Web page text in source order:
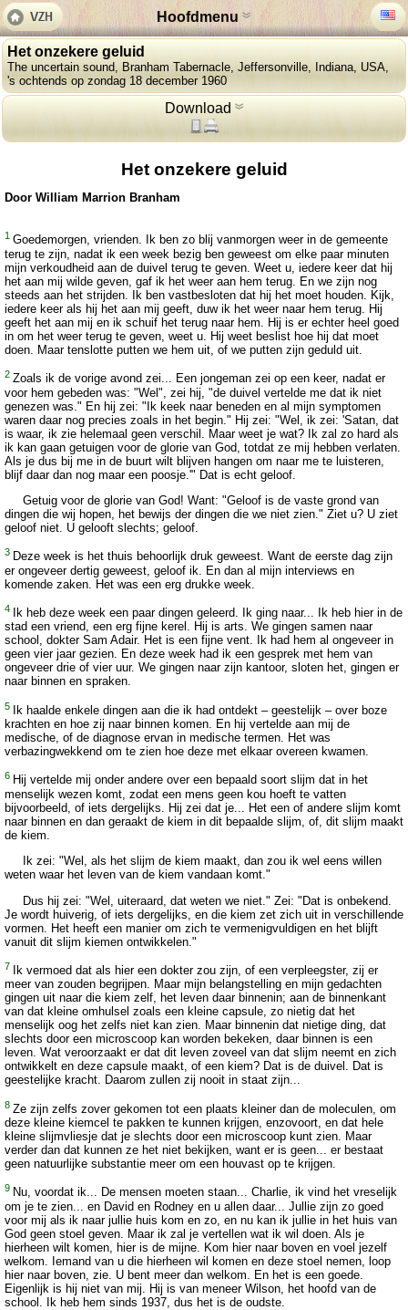
Hoofdmenu
Het onzekere geluid
The uncertain sound, Branham Tabernacle, Jeffersonville, Indiana, USA,
's ochtends op zondag 18 december 1960
Download
Het onzekere geluid
Door William Marrion Branham
1 Goedemorgen, vrienden. Ik ben zo blij vanmorgen weer in de gemeente
terug te zijn, nadat ik een week bezig ben geweest om elke paar minuten
mijn verkoudheid aan de duivel terug te geven. Weet u, iedere keer dat hij
het aan mij wilde geven, gaf ik het weer aan hem terug. En we zijn nog
steeds aan het strijden. Ik ben vastbesloten dat hij het moet houden. Kijk,
iedere keer als hij het aan mij geeft, duw ik het weer naar hem terug. Hij
geeft het aan mij en ik schuif het terug naar hem. Hij is er echter heel goed
in om het weer terug te geven, weet u. Hij weet beslist hoe hij dat moet
doen. Maar tenslotte putten we hem uit, of we putten zijn geduld uit.
2 Zoals ik de vorige avond zei... Een jongeman zei op een keer, nadat er
voor hem gebeden was: "Wel", zei hij, "de duivel vertelde me dat ik niet
genezen was." En hij zei: "Ik keek naar beneden en al mijn symptomen
waren daar nog precies zoals in het begin." Hij zei: "Wel, ik zei: 'Satan, dat
is waar, ik zie helemaal geen verschil. Maar weet je wat? Ik zal zo hard als
ik kan gaan getuigen voor de glorie van God, totdat ze mij hebben verlaten.
Als je dus bij me in de buurt wilt blijven hangen om naar me te luisteren,
blijf daar dan nog maar een poosje.'" Dat is echt geloof.
Getuig voor de glorie van God! Want: "Geloof is de vaste grond van
dingen die wij hopen, het bewijs der dingen die we niet zien." Ziet u? U ziet
geloof niet. U gelooft slechts; geloof.
3 Deze week is het thuis behoorlijk druk geweest. Want de eerste dag zijn
er ongeveer dertig geweest, geloof ik. En dan al mijn interviews en
komende zaken. Het was een erg drukke week.
4
Ik heb deze week een paar dingen geleerd. Ik ging naar... Ik heb hier in de
stad een vriend, een erg fijne kerel. Hij is arts. We gingen samen naar
school, dokter Sam Adair. Het is een fijne vent. Ik had hem al ongeveer in
geen vier jaar gezien. En deze week had ik een gesprek met hem van
ongeveer drie of vier uur. We gingen naar zijn kantoor, sloten het, gingen er
naar binnen en spraken.
5
Ik haalde enkele dingen aan die ik had ontdekt – geestelijk – over boze
krachten en hoe zij naar binnen komen. En hij vertelde aan mij de
medische, of de diagnose ervan in medische termen. Het was
verbazingwekkend om te zien hoe deze met elkaar overeen kwamen.
6 Hij vertelde mij onder andere over een bepaald soort slijm dat in het
menselijk wezen komt, zodat een mens geen kou hoeft te vatten
bijvoorbeeld, of iets dergelijks. Hij zei dat je... Het een of andere slijm komt
naar binnen en dan geraakt de kiem in dit bepaalde slijm, of, dit slijm maakt
de kiem.
Ik zei: "Wel, als het slijm de kiem maakt, dan zou ik wel eens willen
weten waar het leven van de kiem vandaan komt."
Dus hij zei: "Wel, uiteraard, dat weten we niet." Zei: "Dat is onbekend.
Je wordt huiverig, of iets dergelijks, en die kiem zet zich uit in verschillende
vormen. Het heeft een manier om zich te vermenigvuldigen en het blijft
vanuit dit slijm kiemen ontwikkelen."
7
Ik vermoed dat als hier een dokter zou zijn, of een verpleegster, zij er
meer van zouden begrijpen. Maar mijn belangstelling en mijn gedachten
gingen uit naar die kiem zelf, het leven daar binnenin; aan de binnenkant
van dat kleine omhulsel zoals een kleine capsule, zo nietig dat het
menselijk oog het zelfs niet kan zien. Maar binnenin dat nietige ding, dat
slechts door een microscoop kan worden bekeken, daar binnen is een
leven. Wat veroorzaakt er dat dit leven zoveel van dat slijm neemt en zich
ontwikkelt en deze capsule maakt, of een kiem? Dat is de duivel. Dat is
geestelijke kracht. Daarom zullen zij nooit in staat zijn...
8 Ze zijn zelfs zover gekomen tot een plaats kleiner dan de moleculen, om
deze kleine kiemcel te pakken te kunnen krijgen, enzovoort, en dat hele
kleine slijmvliesje dat je slechts door een microscoop kunt zien. Maar
verder dan dat kunnen ze het niet bekijken, want er is geen... er bestaat
geen natuurlijke substantie meer om een houvast op te krijgen.
9 Nu, voordat ik... De mensen moeten staan... Charlie, ik vind het vreselijk
om je te zien... en David en Rodney en u allen daar... Jullie zijn zo goed
voor mij als ik naar jullie huis kom en zo, en nu kan ik jullie in het huis van
God geen stoel geven. Maar ik zal je vertellen wat ik wil doen. Als je
hierheen wilt komen, hier is de mijne. Kom hier naar boven en voel jezelf
welkom. Iemand van u die hierheen wil komen en deze stoel nemen, loop
hier naar boven, zie. U bent meer dan welkom. En het is een goede.
Eigenlijk is hij niet van mij. Hij is van meneer Wilson, het hoofd van de
school. Ik heb hem sinds 1937, dus het is de oudste.